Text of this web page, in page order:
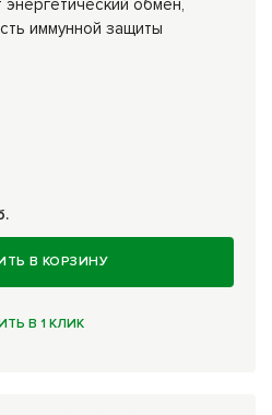
обмен,
иммунной защиты
В КОРЗИНУ
В 1 КЛИК